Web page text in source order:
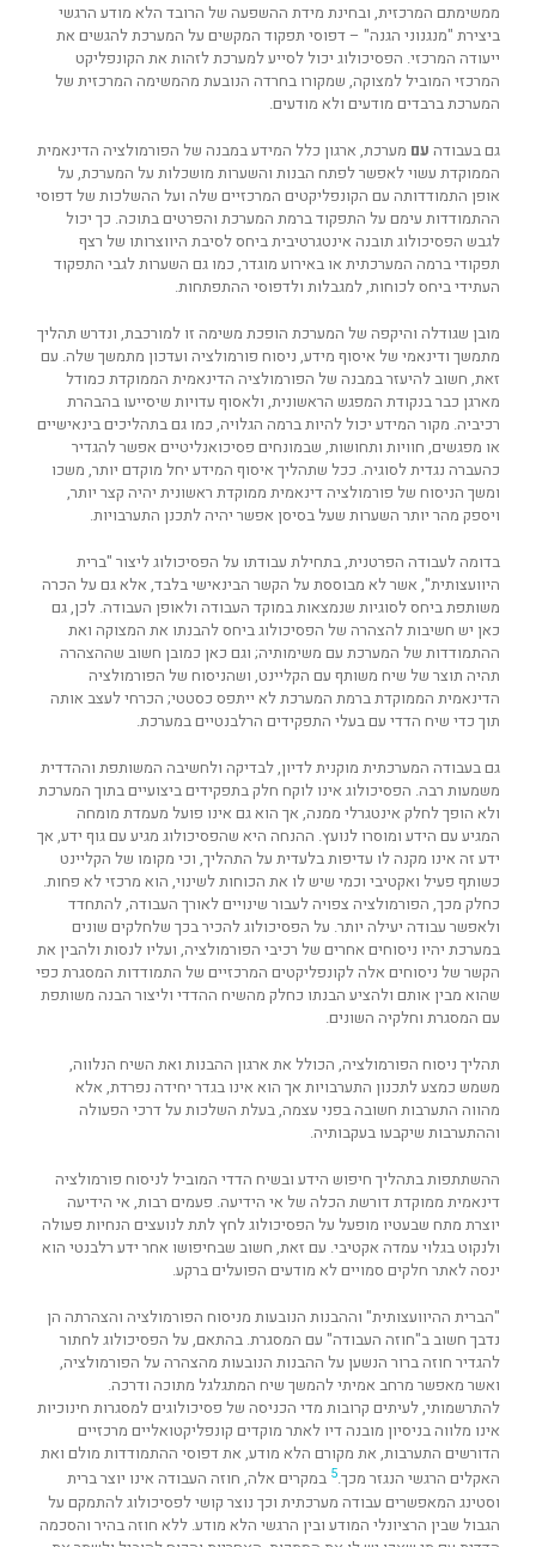
ממשימתם המרכזית, ובחינת מידת ההשפעה של הרובד הלא מודע הרגשי
ביצירת "מנגנוני הגנה" – דפוסי תפקוד המקשים על המערכת להגשים את
ייעודה המרכזי. הפסיכולוג יכול לסייע למערכת לזהות את הקונפליקט
המרכזי המוביל למצוקה, שמקורו בחרדה הנובעת מהמשימה המרכזית של
המערכת ברבדים מודעים ולא מודעים.
גם בעבודה עם מערכת, ארגון כלל המידע במבנה של הפורמולציה הדינאמית
הממוקדת עשוי לאפשר לפתח הבנות והשערות מושכלות על המערכת, על
אופן התמודדותה עם הקונפליקטים המרכזיים שלה ועל ההשלכות של דפוסי
ההתמודדות עימם על התפקוד ברמת המערכת והפרטים בתוכה. כך יכול
לגבש הפסיכולוג תובנה אינטגרטיבית ביחס לסיבת היווצרותו של רצף
תפקודי ברמה המערכתית או באירוע מוגדר, כמו גם השערות לגבי התפקוד
העתידי ביחס לכוחות, למגבלות ולדפוסי ההתפתחות.
מובן שגודלה והיקפה של המערכת הופכת משימה זו למורכבת, ונדרש תהליך
מתמשך ודינאמי של איסוף מידע, ניסוח פורמולציה ועדכון מתמשך שלה. עם
זאת, חשוב להיעזר במבנה של הפורמולציה הדינאמית הממוקדת כמודל
מארגן כבר בנקודת המפגש הראשונית, ולאסוף עדויות שיסייעו בהבהרת
רכיביה. מקור המידע יכול להיות ברמה הגלויה, כמו גם בתהליכים בינאישיים
או מפגשים, חוויות ותחושות, שבמונחים פסיכואנליטיים אפשר להגדיר
כהעברה נגדית לסוגיה. ככל שתהליך איסוף המידע יחל מוקדם יותר, משכו
ומשך הניסוח של פורמולציה דינאמית ממוקדת ראשונית יהיה קצר יותר,
ויספק מהר יותר השערות שעל בסיסן אפשר יהיה לתכנן התערבויות.
בדומה לעבודה הפרטנית, בתחילת עבודתו על הפסיכולוג ליצור "ברית
היוועצותית", אשר לא מבוססת על הקשר הבינאישי בלבד, אלא גם על הכרה
משותפת ביחס לסוגיות שנמצאות במוקד העבודה ולאופן העבודה. לכן, גם
כאן יש חשיבות להצהרה של הפסיכולוג ביחס להבנתו את המצוקה ואת
ההתמודדות של המערכת עם משימותיה; וגם כאן כמובן חשוב שההצהרה
תהיה תוצר של שיח משותף עם הקליינט, ושהניסוח של הפורמולציה
הדינאמית הממוקדת ברמת המערכת לא ייתפס כסטטי; הכרחי לעצב אותה
תוך כדי שיח הדדי עם בעלי התפקידים הרלבנטיים במערכת.
גם בעבודה המערכתית מוקנית לדיון, לבדיקה ולחשיבה המשותפת וההדדית
משמעות רבה. הפסיכולוג אינו לוקח חלק בתפקידים ביצועיים בתוך המערכת
ולא הופך לחלק אינטגרלי ממנה, אך הוא גם אינו פועל מעמדת מומחה
המגיע עם הידע ומוסרו לנועץ. ההנחה היא שהפסיכולוג מגיע עם גוף ידע, אך
ידע זה אינו מקנה לו עדיפות בלעדית על התהליך, וכי מקומו של הקליינט
כשותף פעיל ואקטיבי וכמי שיש לו את הכוחות לשינוי, הוא מרכזי לא פחות.
כחלק מכך, הפורמולציה צפויה לעבור שינויים לאורך העבודה, להתחדד
ולאפשר עבודה יעילה יותר. על הפסיכולוג להכיר בכך שלחלקים שונים
במערכת יהיו ניסוחים אחרים של רכיבי הפורמולציה, ועליו לנסות ולהבין את
הקשר של ניסוחים אלה לקונפליקטים המרכזיים של התמודדות המסגרת כפי
שהוא מבין אותם ולהציע הבנתו כחלק מהשיח ההדדי וליצור הבנה משותפת
עם המסגרת וחלקיה השונים.
תהליך ניסוח הפורמולציה, הכולל את ארגון ההבנות ואת השיח הנלווה,
משמש כמצע לתכנון התערבויות אך הוא אינו בגדר יחידה נפרדת, אלא
מהווה התערבות חשובה בפני עצמה, בעלת השלכות על דרכי הפעולה
וההתערבות שיקבעו בעקבותיה.
ההשתתפות בתהליך חיפוש הידע ובשיח הדדי המוביל לניסוח פורמולציה
דינאמית ממוקדת דורשת הכלה של אי הידיעה. פעמים רבות, אי הידיעה
יוצרת מתח שבעטיו מופעל על הפסיכולוג לחץ לתת לנועצים הנחיות פעולה
ולנקוט בגלוי עמדה אקטיבי. עם זאת, חשוב שבחיפושו אחר ידע רלבנטי הוא
ינסה לאתר חלקים סמויים לא מודעים הפועלים ברקע.
"הברית ההיוועצותית" וההבנות הנובעות מניסוח הפורמולציה והצהרתה הן
נדבך חשוב ב"חוזה העבודה" עם המסגרת. בהתאם, על הפסיכולוג לחתור
להגדיר חוזה ברור הנשען על ההבנות הנובעות מהצהרה על הפורמולציה,
ואשר מאפשר מרחב אמיתי להמשך שיח המתגלגל מתוכה ודרכה.
להתרשמותי, לעיתים קרובות מדי הכניסה של פסיכולוגים למסגרות חינוכיות
אינו מלווה בניסיון מובנה דיו לאתר מוקדים קונפליקטואליים מרכזיים
הדורשים התערבות, את מקורם הלא מודע, את דפוסי ההתמודדות מולם ואת
האקלים הרגשי הנגזר מכך.5 במקרים אלה, חוזה העבודה אינו יוצר ברית
וסטינג המאפשרים עבודה מערכתית וכך נוצר קושי לפסיכולוג להתמקם על
הגבול שבין הרציונלי המודע ובין הרגשי הלא מודע. ללא חוזה בהיר והסכמה